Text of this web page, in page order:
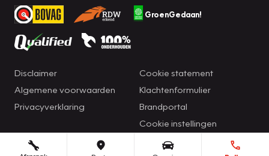
GroenGedaan!
Disclaimer
Algemene voorwaarden
Privacyverklaring
Cookie statement
Klachtenformulier
Brandportal
Cookie instellingen